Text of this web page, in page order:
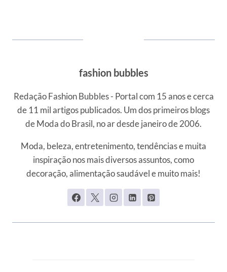
fashion bubbles
Redação Fashion Bubbles - Portal com 15 anos e cerca
de 11 mil artigos publicados. Um dos primeiros blogs
de Moda do Brasil, no ar desde janeiro de 2006.
Moda, beleza, entretenimento, tendências e muita
inspiração nos mais diversos assuntos, como
decoração, alimentação saudável e muito mais!